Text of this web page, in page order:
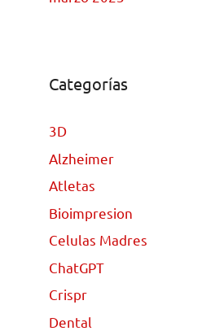
Categorías
3D
Alzheimer
Atletas
Bioimpresion
Celulas Madres
ChatGPT
Crispr
Dental